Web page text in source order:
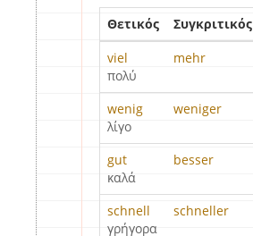
Θετικός Συγκριτικός
viel
πολύ
mehr
wenig
λίγο
weniger
gut
καλά
besser
schnell
γρήγορα
schneller